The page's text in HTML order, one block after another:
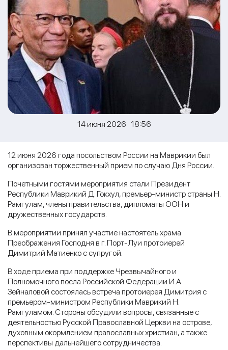
14 июня 2026 18:56
12 июня 2026 года посольством России на Маврикии был
организован торжественный прием по случаю Дня России.
Почетными гостями мероприятия стали Президент
Республики Маврикий Д. Гокхул, премьер-министр страны Н.
Рамгулам, члены правительства, дипломаты ООН и
дружественных государств.
В мероприятии принял участие настоятель храма
Преображения Господня в г. Порт-Луи протоиерей
Димитрий Матиенко с супругой.
В ходе приема при поддержке Чрезвычайного и
Полномочного посла Российской Федерации И.А.
Зейналовой состоялась встреча протоиерея Димитрия с
премьером-министром Республики Маврикий Н.
Рамгуламом. Стороны обсудили вопросы, связанные с
деятельностью Русской Православной Церкви на острове,
духовным окормлением православных христиан, а также
перспективы дальнейшего сотрудничества.